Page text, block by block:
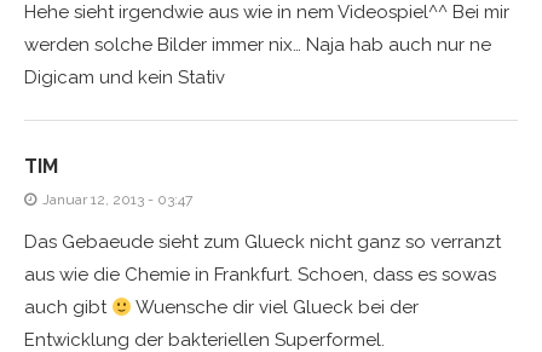
Hehe sieht irgendwie aus wie in nem Videospiel^^ Bei mir
werden solche Bilder immer nix… Naja hab auch nur ne
Digicam und kein Stativ
TIM
Januar 12, 2013 - 03:47
Das Gebaeude sieht zum Glueck nicht ganz so verranzt
aus wie die Chemie in Frankfurt. Schoen, dass es sowas
auch gibt
Wuensche dir viel Glueck bei der
Entwicklung der bakteriellen Superformel.